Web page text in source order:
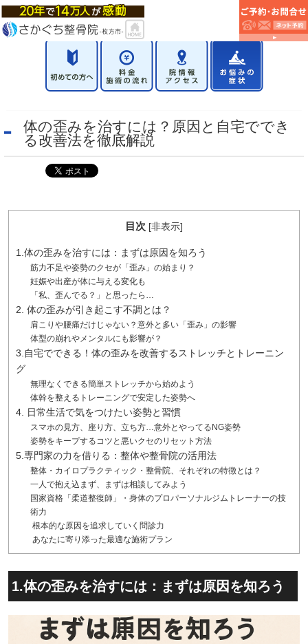
体の歪みを治すには？原因と自宅ででき
る改善法を徹底解説​
目次 [非表示]
1.体の歪みを治すには：まずは原因を知ろう
筋力不足や姿勢のクセが「歪み」の始まり？
妊娠や出産が体に与える変化も
「私、歪んでる？」と思ったら…
2. 体の歪みが引き起こす不調とは？
肩こりや腰痛だけじゃない？意外と多い「歪み」の影響
体型の崩れやメンタルにも影響が？
3.自宅でできる！体の歪みを改善するストレッチとトレーニン
グ
無理なくできる簡単ストレッチから始めよう
体幹を整えるトレーニングで安定した姿勢へ
4. 日常生活で気をつけたい姿勢と習慣
スマホの見方、座り方、立ち方…意外とやってるNG姿勢
姿勢をキープするコツと悪いクセのリセット方法
5.専門家の力を借りる：整体や整骨院の活用法
整体・カイロプラクティック・整骨院、それぞれの特徴とは？
一人で抱え込まず、まずは相談してみよう
国家資格「柔道整復師」・身体のプロパーソナルジムトレーナーの技
術力
根本的な原因を追求していく問診力
あなたに寄り添った最適な施術プラン
1.体の歪みを治すには：まずは原因を知ろう